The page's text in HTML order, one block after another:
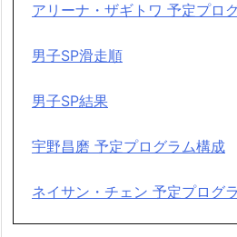
アリーナ・ザギトワ 予定プロ
男子SP滑走順
男子SP結果
宇野昌磨 予定プログラム構成
ネイサン・チェン 予定プログ